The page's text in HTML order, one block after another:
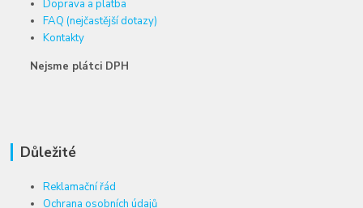
Doprava a platba
FAQ (nejčastější dotazy)
Kontakty
Nejsme plátci DPH
Důležité
Reklamační řád
Ochrana osobních údajů